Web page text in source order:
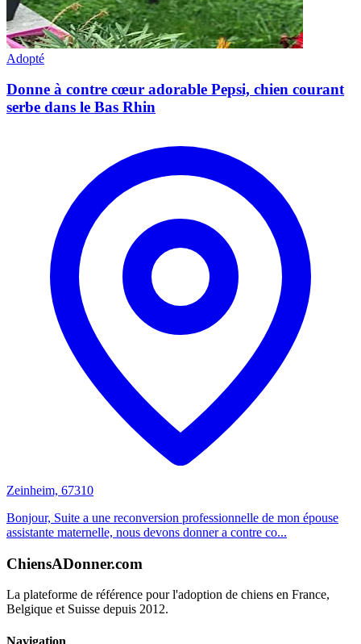
Adopté
Donne à contre cœur adorable Pepsi, chien courant
serbe dans le Bas Rhin
Zeinheim, 67310
Bonjour, Suite a une reconversion professionnelle de mon épouse
assistante maternelle, nous devons donner a contre co...
ChiensADonner.com
La plateforme de référence pour l'adoption de chiens en France,
Belgique et Suisse depuis 2012.
Navigation